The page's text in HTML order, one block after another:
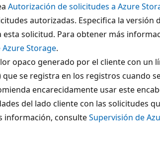
Autorización de solicitudes a Azure
autorizadas. Especifica la versión
solicitud. Para obtener más
Storage.
opaco generado por el cliente con un
que se registra en los registros cuando
encarecidamente usar este
del lado cliente con las solicitudes
información, consulteSupervisión de